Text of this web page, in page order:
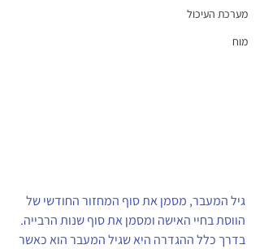
מערכת העיכול
מוח
גיל המעבר, מסמן את סוף המחזור החודשי של
הווסת בחיי האישה ומסמן את סוף שנות הרבייה.
בדרך כלל ההגדרה היא שגיל המעבר הוא כאשר